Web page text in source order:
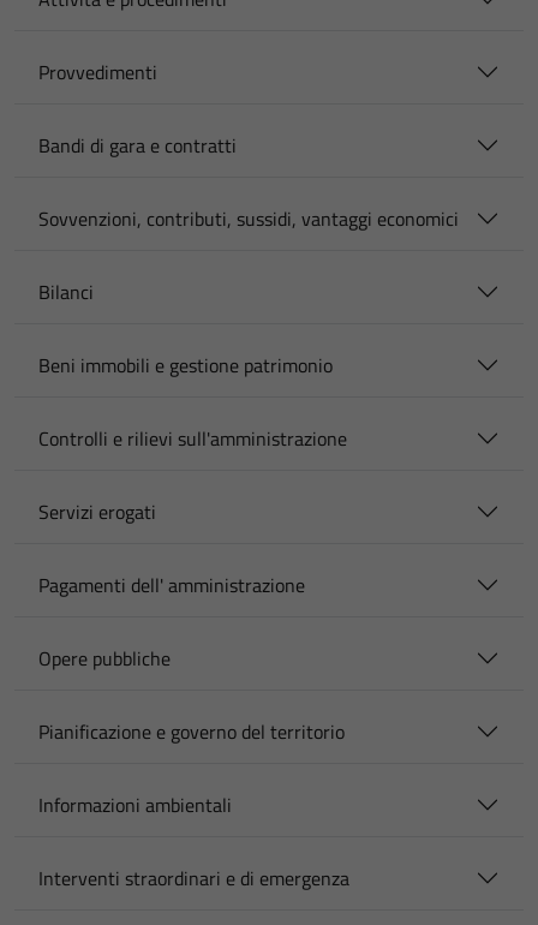
Provvedimenti
Bandi di gara e contratti
Sovvenzioni, contributi, sussidi, vantaggi economici
Bilanci
Beni immobili e gestione patrimonio
Controlli e rilievi sull'amministrazione
Servizi erogati
Pagamenti dell' amministrazione
Opere pubbliche
Pianificazione e governo del territorio
Informazioni ambientali
Interventi straordinari e di emergenza